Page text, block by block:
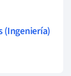
(Ingeniería)